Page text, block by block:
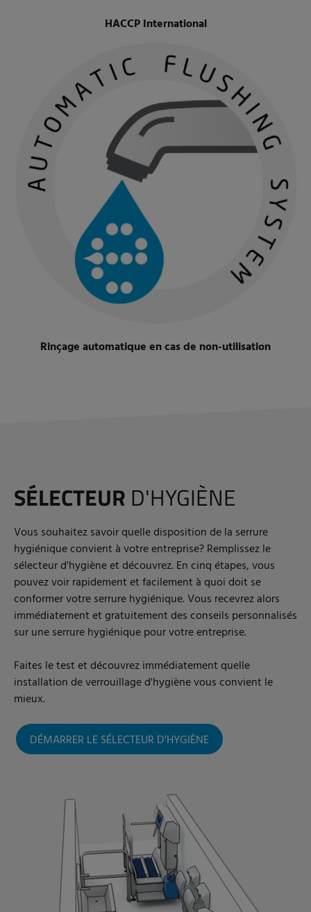
HACCP International
Rinçage automatique en cas de non-utilisation
SÉLECTEUR D'HYGIÈNE
Vous souhaitez savoir quelle disposition de la serrure
hygiénique convient à votre entreprise? Remplissez le
sélecteur d'hygiène et découvrez. En cinq étapes, vous
pouvez voir rapidement et facilement à quoi doit se
conformer votre serrure hygiénique. Vous recevrez alors
immédiatement et gratuitement des conseils personnalisés
sur une serrure hygiénique pour votre entreprise.
Faites le test et découvrez immédiatement quelle
installation de verrouillage d'hygiène vous convient le
mieux.
DÉMARRER LE SÉLECTEUR D'HYGIÈNE